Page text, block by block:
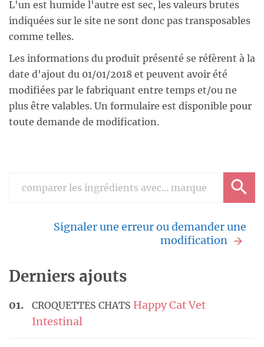
L'un est humide l'autre est sec, les valeurs brutes
indiquées sur le site ne sont donc pas transposables
comme telles.
Les informations du produit présenté se réfèrent à la
date d'ajout du 01/01/2018 et peuvent avoir été
modifiées par le fabriquant entre temps et/ou ne
plus être valables. Un formulaire est disponible pour
toute demande de modification.
Signaler une erreur ou demander une
modification
Derniers ajouts
CROQUETTES CHATS Happy Cat Vet
Intestinal